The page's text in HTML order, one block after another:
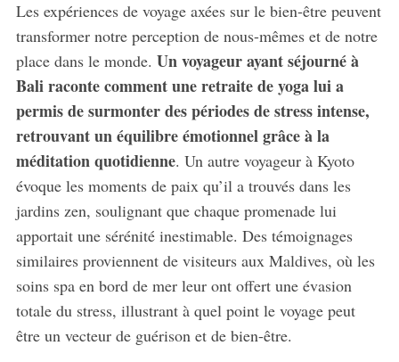
Les expériences de voyage axées sur le bien-être peuvent
transformer notre perception de nous-mêmes et de notre
place dans le monde. Un voyageur ayant séjourné à
Bali raconte comment une retraite de yoga lui a
permis de surmonter des périodes de stress intense,
retrouvant un équilibre émotionnel grâce à la
méditation quotidienne. Un autre voyageur à Kyoto
évoque les moments de paix qu’il a trouvés dans les
jardins zen, soulignant que chaque promenade lui
apportait une sérénité inestimable. Des témoignages
similaires proviennent de visiteurs aux Maldives, où les
soins spa en bord de mer leur ont offert une évasion
totale du stress, illustrant à quel point le voyage peut
être un vecteur de guérison et de bien-être.